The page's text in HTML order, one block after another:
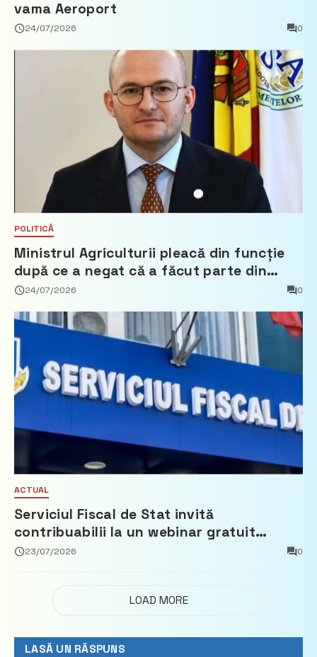
vama Aeroport
24/07/2026 0
POLITICĂ
Ministrul Agriculturii pleacă din funcție
după ce a negat că a făcut parte din
Partidul Democrat
24/07/2026 0
ACTUAL
Serviciul Fiscal de Stat invită
contribuabilii la un webinar gratuit
privind calculul impozitului pe bunurile
23/07/2026 0
LOAD MORE
LASĂ UN RĂSPUNS